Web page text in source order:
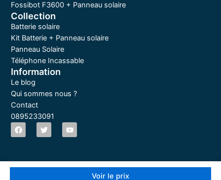
Fossibot F3600 + Panneau solaire
Collection
Batterie solaire
Kit Batterie + Panneau solaire
Panneau Solaire
Téléphone Incassable
Information
Le blog
Qui sommes nous ?
Contact
0895233091
F
a
o
o
T
w
e
r
Y
o
b
e
FOSSIBOT © 2026 Tout droit réservé
Voir le prix